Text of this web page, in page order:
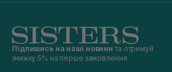
Підпишись на наші новини та отримуй
знижку 5% на перше замовлення